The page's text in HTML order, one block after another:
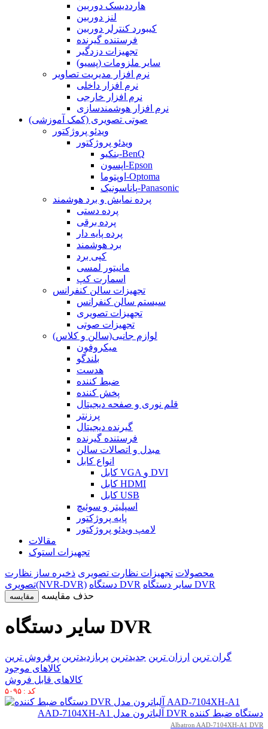
هارددیسک دوربین
لنز دوربین
کیبورد کنترلر دوربین
فرستنده گیرنده
تجهیزات دزدگیر
سایر ملزومات (پسیو)
نرم افزار مدیریت تصاویر
نرم افزار داخلی
نرم افزار خارجی
نرم افزار هوشمندسازی
صوتی تصویری (کمک آموزشی)
ویدئو پروژکتور
ویدئو پروژکتور
بنکیو-BenQ
اپسون-Epson
اوپتوما-Optoma
پاناسونیک-Panasonic
پرده نمایش و برد هوشمند
پرده دستی
پرده برقی
پرده پایه دار
برد هوشمند
کپی برد
مانیتور لمسی
اسمارت کپ
تجهیزات سالن کنفرانس
سیستم سالن کنفرانس
تجهیزات تصویری
تجهیزات صوتی
لوازم جانبی(سالن و کلاس)
میکروفون
بلندگو
هدست
ضبط کننده
پخش کننده
قلم نوری و صفحه دیجیتال
پرزنتر
گیرنده دیجیتال
فرستنده گیرنده
مبدل و اتصالات سالن
انواع کابل
کابل VGA و DVI
کابل HDMI
کابل USB
اسپلیتر و سوئیچ
پایه پروژکتور
لامپ ویدئو پروژکتور
مقالات
تجهیزات استوک
محصولات تجهیزات نظارت تصویری ذخیره ساز نظارت
تصویری(NVR-DVR)
دستگاه DVR سایر دستگاه DVR
مقایسه حذف مقایسه
سایر دستگاه DVR
گران ترین ارزان ترین جدیدترین پربازدیدترین پرفروش ترین
کالاهای موجود
کالاهای قابل فروش
کد : ۵۰۹۵
دستگاه ضبط کننده DVR آلباترون مدل AAD-7104XH-A1
Albatron AAD-7104XH-A1 DVR